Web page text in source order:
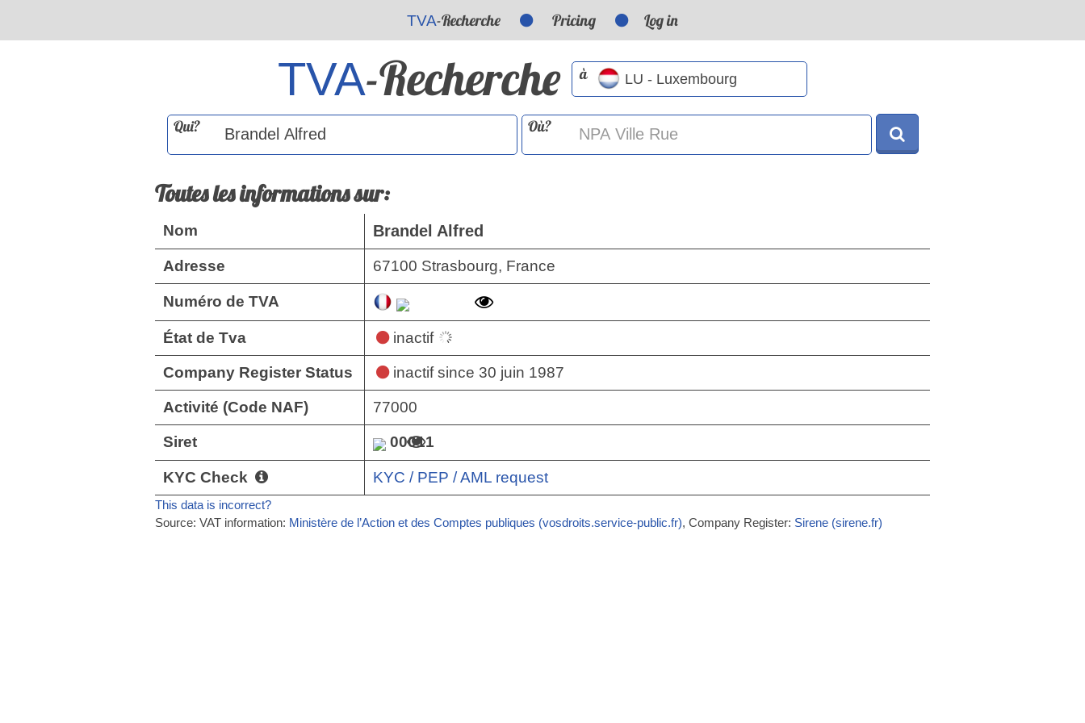
TVA-Recherche Pricing Log in
TVA-Recherche à
Qui? Où?
Toutes les informations sur:
Nom Brandel Alfred
Adresse 67100 Strasbourg, France
Numéro de TVA
État de Tva inactif
Company Register Status inactifsince 30 juin 1987
Activité (Code NAF) 77000
Siret 00011
KYC Check KYC / PEP / AML request
This data is incorrect?
Source: VAT information: Ministère de l’Action et des Comptes publiques (vosdroits.service-public.fr), Company Register: Sirene (sirene.fr)